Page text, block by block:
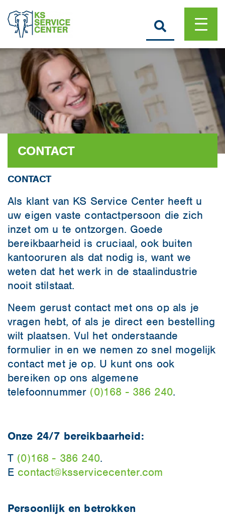
CONTACT
CONTACT
Als klant van KS Service Center heeft u
uw eigen vaste contactpersoon die zich
inzet om u te ontzorgen. Goede
bereikbaarheid is cruciaal, ook buiten
kantooruren als dat nodig is, want we
weten dat het werk in de staalindustrie
nooit stilstaat.
Neem gerust contact met ons op als je
vragen hebt, of als je direct een bestelling
wilt plaatsen. Vul het onderstaande
formulier in en we nemen zo snel mogelijk
contact met je op. U kunt ons ook
bereiken op ons algemene
telefoonnummer (0)168 - 386 240.
Onze 24/7 bereikbaarheid:
T (0)168 - 386 240.
E contact@ksservicecenter.com
Persoonlijk en betrokken